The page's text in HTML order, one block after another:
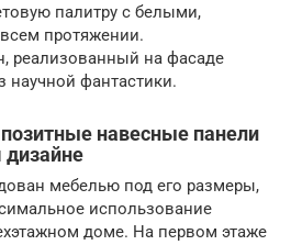
палитру с белыми,
протяжении.
реализованный на фасаде
научной фантастики.
навесные панели
дизайне
мебелью под его размеры,
использование
доме. На первом этаже